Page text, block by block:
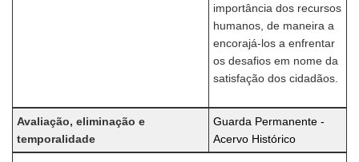
importância dos recursos
humanos, de maneira a
encorajá-los a enfrentar
os desafios em nome da
satisfação dos cidadãos.
Avaliação, eliminação e
temporalidade
Guarda Permanente -
Acervo Histórico